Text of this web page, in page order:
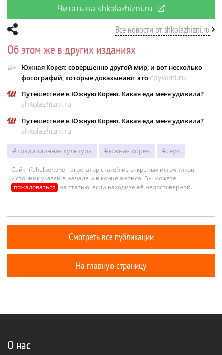
Читать на shkolazhizni.ru
Все новости от shkolazhizni.ru
Об этом же в других изданиях
Южная Корея: совершенно другой мир, и вот несколько
фотографий, которые доказывают это cpykami.ru
Путешествие в Южную Корею. Какая еда меня удивила?
shkolazhizni.ru
Путешествие в Южную Корею. Какая еда меня удивила?
shkolazhizni.ru
традиционная культура южная корея сеул
Сайт lifehelper.one - агрегатор статей из открытых источников.
Источник указан в начале и в конце анонса. Вы можете
пожаловаться на статью, если находите её недостоверной.
Смотреть все публикации
На главную страницу
О нас